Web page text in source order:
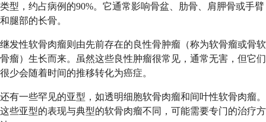
类型，约占病例的90%。它通常影响骨盆、肋骨、肩胛骨或手臂
和腿部的长骨。
继发性软骨肉瘤则由先前存在的良性骨肿瘤（称为软骨瘤或骨软
骨瘤）生长而来。虽然这些良性肿瘤很常见，通常无害，但它们
很少会随着时间的推移转化为癌症。
还有一些罕见的亚型，如透明细胞软骨肉瘤和间叶性软骨肉瘤。
这些亚型的表现与典型的软骨肉瘤不同，可能需要专门的治疗方